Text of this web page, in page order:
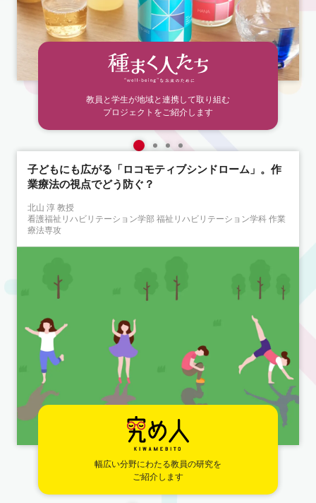
教員と学生が地域と連携して取り組む
プロジェクトをご紹介します
子どもにも広がる「ロコモティブシンドローム」。作
業療法の視点でどう防ぐ？
北山 淳 教授
看護福祉リハビリテーション学部 福祉リハビリテーション学科 作業
療法専攻
幅広い分野にわたる教員の研究を
ご紹介します